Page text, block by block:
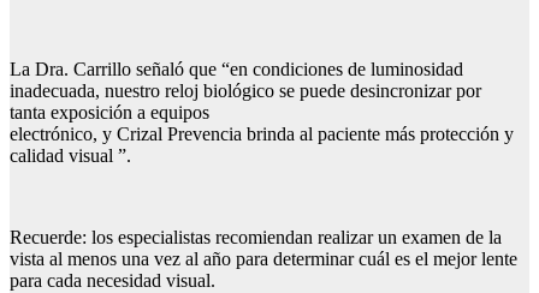
La Dra. Carrillo señaló que “en condiciones de luminosidad
inadecuada, nuestro reloj biológico se puede desincronizar por
tanta exposición a equipos
electrónico, y Crizal Prevencia brinda al paciente más protección y
calidad visual ”.
Recuerde: los especialistas recomiendan realizar un examen de la
vista al menos una vez al año para determinar cuál es el mejor lente
para cada necesidad visual.